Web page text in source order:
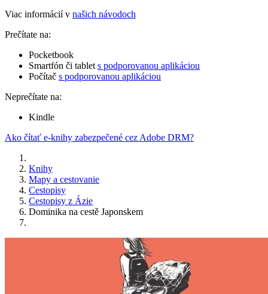
Viac informácií v našich návodoch
Prečítate na:
Pocketbook
Smartfón či tablet s podporovanou aplikáciou
Počítač s podporovanou aplikáciou
Neprečítate na:
Kindle
Ako čítať e-knihy zabezpečené cez Adobe DRM?
Knihy
Mapy a cestovanie
Cestopisy
Cestopisy z Ázie
Dominika na cestě Japonskem